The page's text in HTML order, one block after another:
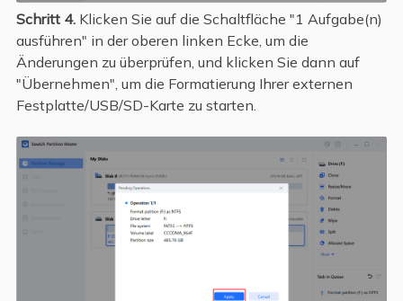
Schritt 4. Klicken Sie auf die Schaltfläche "1 Aufgabe(n)
ausführen" in der oberen linken Ecke, um die
Änderungen zu überprüfen, und klicken Sie dann auf
"Übernehmen", um die Formatierung Ihrer externen
Festplatte/USB/SD-Karte zu starten.